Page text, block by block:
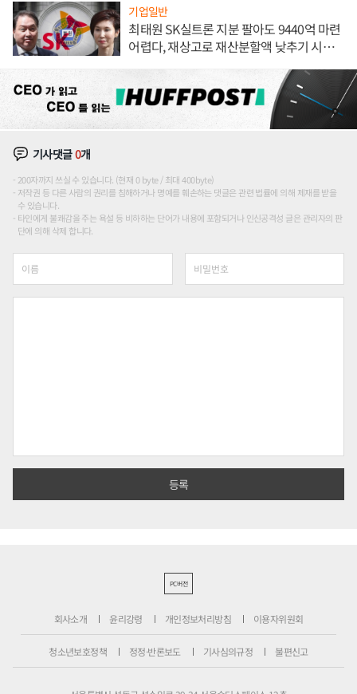
기업일반
최태원 SK실트론 지분 팔아도 9440억 마련
어렵다, 재상고로 재산분할액 낮추기 시도
기사댓글0개
200자까지 쓰실 수 있습니다. (현재 0 byte / 최대 400byte)
저작권 등 다른 사람의 권리를 침해하거나 명예를 훼손하는 댓글은 관련 법률에 의해 제재를 받을
수 있습니다.
타인에게 불쾌감을 주는 욕설 등 비하하는 단어가 내용에 포함되거나 인신공격성 글은 관리자의 판
단에 의해 삭제 합니다.
PC버전
회사소개 윤리강령 개인정보처리방침 이용자위원회
청소년보호정책 정정·반론보도 기사심의규정 불편신고